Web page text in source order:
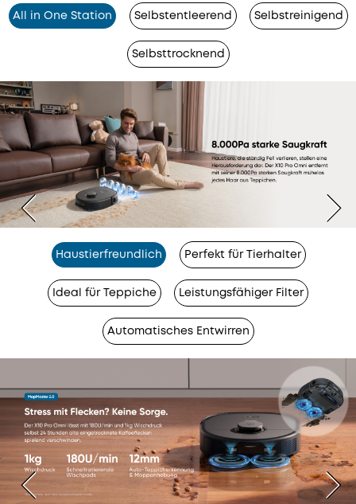
All in One Station Selbstentleerend Selbstreinigend
Selbsttrocknend
Haustierfreundlich Perfekt für Tierhalter
Ideal für Teppiche Leistungsfähiger Filter
Automatisches Entwirren